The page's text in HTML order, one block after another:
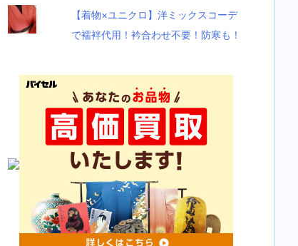
【着物×ユニクロ】洋ミックスコーデ
で襦袢代用！衿合わせ不要！防寒も！